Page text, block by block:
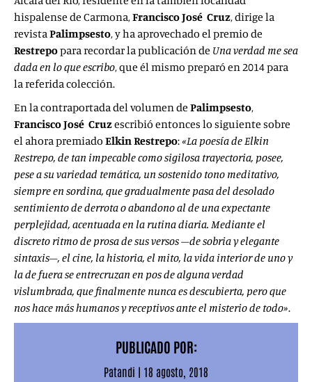
hispalense de Carmona,Francisco José Cruz, dirige la
revistaPalimpsesto, y ha aprovechado el premio de
Restrepopara recordar la publicación de Unaverdad me sea
dada en lo que escribo, que él mismo preparó en 2014 para
la referida colección.
En la contraportada del volumen de Palimpsesto,
Francisco José Cruzescribió entonces lo siguiente sobre
el ahora premiado Elkin Restrepo:«La poesía de Elkin
Restrepo, de tan impecable como sigilosa trayectoria, posee,
pese a su variedad temática, un sostenido tono meditativo,
siempre en sordina, que gradualmente pasa del desolado
sentimiento de derrota o abandono al de una expectante
perplejidad, acentuada en la rutina diaria. Mediante el
discreto ritmo de prosa de sus versos –de sobria y elegante
sintaxis–, el cine, la historia, el mito, la vida interior de uno y
la de fuera se entrecruzan en pos de alguna verdad
vislumbrada, que finalmente nunca es descubierta, pero que
nos hace más humanos y receptivos ante el misterio de todo».
PUBLICADO POR:
Patandi | 18 agosto, 2018